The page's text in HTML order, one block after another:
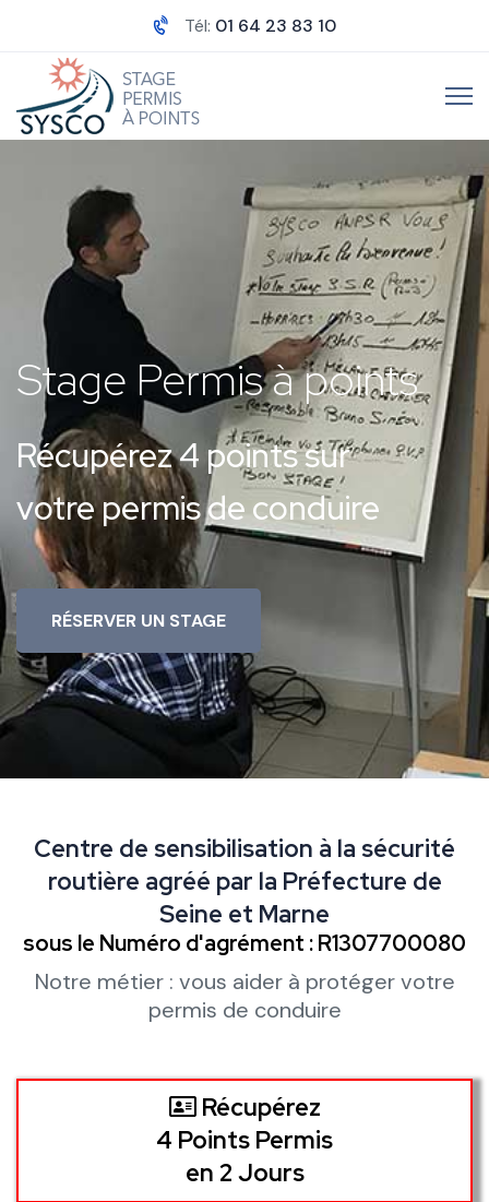
Tél: 01 64 23 83 10
Stage Permis à points
Récupérez 4 points sur
votre permis de conduire
RÉSERVER UN STAGE
Centre de sensibilisation à la sécurité
routière agréé par la Préfecture de
Seine et Marne
sous le Numéro d'agrément : R1307700080
Notre métier : vous aider à protéger votre
permis de conduire
Récupérez
4 Points Permis
en 2 Jours